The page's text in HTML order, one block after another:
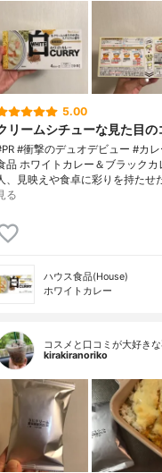
5.00
リームシチューな見た目
#衝撃のデュオデビュー #カ
品 ホワイトカレー＆ブラック
、見映えや食卓に彩りを持たせ
る
ハウス食品(House)
ホワイトカレー
コスメと口コミが大好き
kirakiranoriko